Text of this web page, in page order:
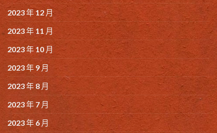
2023 年 12 月
2023 年 11 月
2023 年 10 月
2023 年 9 月
2023 年 8 月
2023 年 7 月
2023 年 6 月